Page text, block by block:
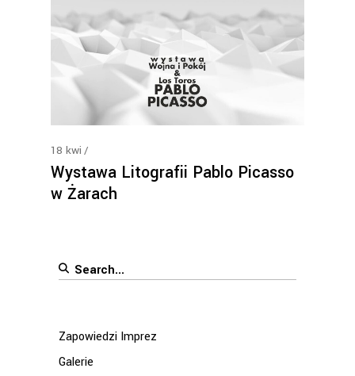
18 kwi
Wystawa Litografii Pablo Picasso
w Żarach
Search
Zapowiedzi Imprez
Galerie